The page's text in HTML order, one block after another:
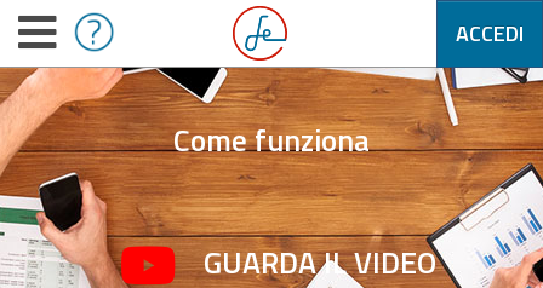
ACCEDI
Come funziona
GUARDA IL VIDEO